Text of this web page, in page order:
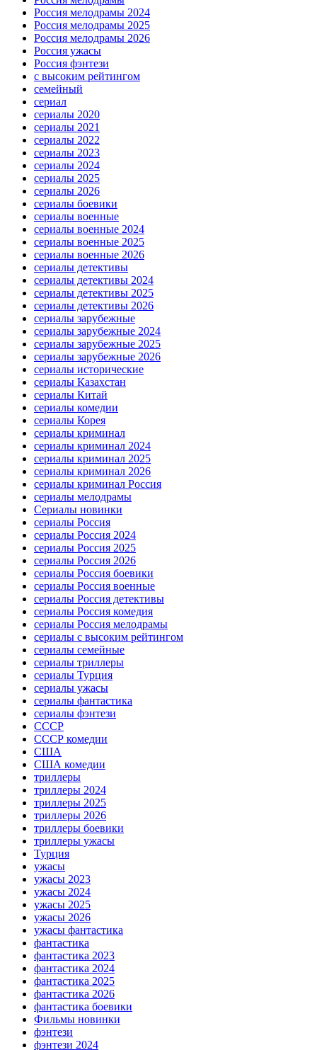
Россия мелодрамы 2024
Россия мелодрамы 2025
Россия мелодрамы 2026
Россия ужасы
Россия фэнтези
с высоким рейтингом
семейный
сериал
сериалы 2020
сериалы 2021
сериалы 2022
сериалы 2023
сериалы 2024
сериалы 2025
сериалы 2026
сериалы боевики
сериалы военные
сериалы военные 2024
сериалы военные 2025
сериалы военные 2026
сериалы детективы
сериалы детективы 2024
сериалы детективы 2025
сериалы детективы 2026
сериалы зарубежные
сериалы зарубежные 2024
сериалы зарубежные 2025
сериалы зарубежные 2026
сериалы исторические
сериалы Казахстан
сериалы Китай
сериалы комедии
сериалы Корея
сериалы криминал
сериалы криминал 2024
сериалы криминал 2025
сериалы криминал 2026
сериалы криминал Россия
сериалы мелодрамы
Сериалы новинки
сериалы Россия
сериалы Россия 2024
сериалы Россия 2025
сериалы Россия 2026
сериалы Россия боевики
сериалы Россия военные
сериалы Россия детективы
сериалы Россия комедия
сериалы Россия мелодрамы
сериалы с высоким рейтингом
сериалы семейные
сериалы триллеры
сериалы Турция
сериалы ужасы
сериалы фантастика
сериалы фэнтези
СССР
СССР комедии
США
США комедии
триллеры
триллеры 2024
триллеры 2025
триллеры 2026
триллеры боевики
триллеры ужасы
Турция
ужасы
ужасы 2023
ужасы 2024
ужасы 2025
ужасы 2026
ужасы фантастика
фантастика
фантастика 2023
фантастика 2024
фантастика 2025
фантастика 2026
фантастика боевики
Фильмы новинки
фэнтези
фэнтези 2024